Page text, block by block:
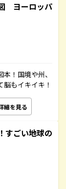
ヨーロッパ
！国境や州、
もイキイキ！
細を見る
すごい地球の